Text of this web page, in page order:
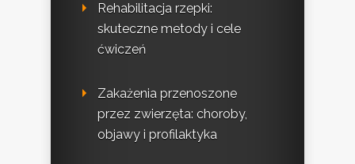
Rehabilitacja rzepki:
skuteczne metody i cele
ćwiczeń
Zakażenia przenoszone
przez zwierzęta: choroby,
objawy i profilaktyka